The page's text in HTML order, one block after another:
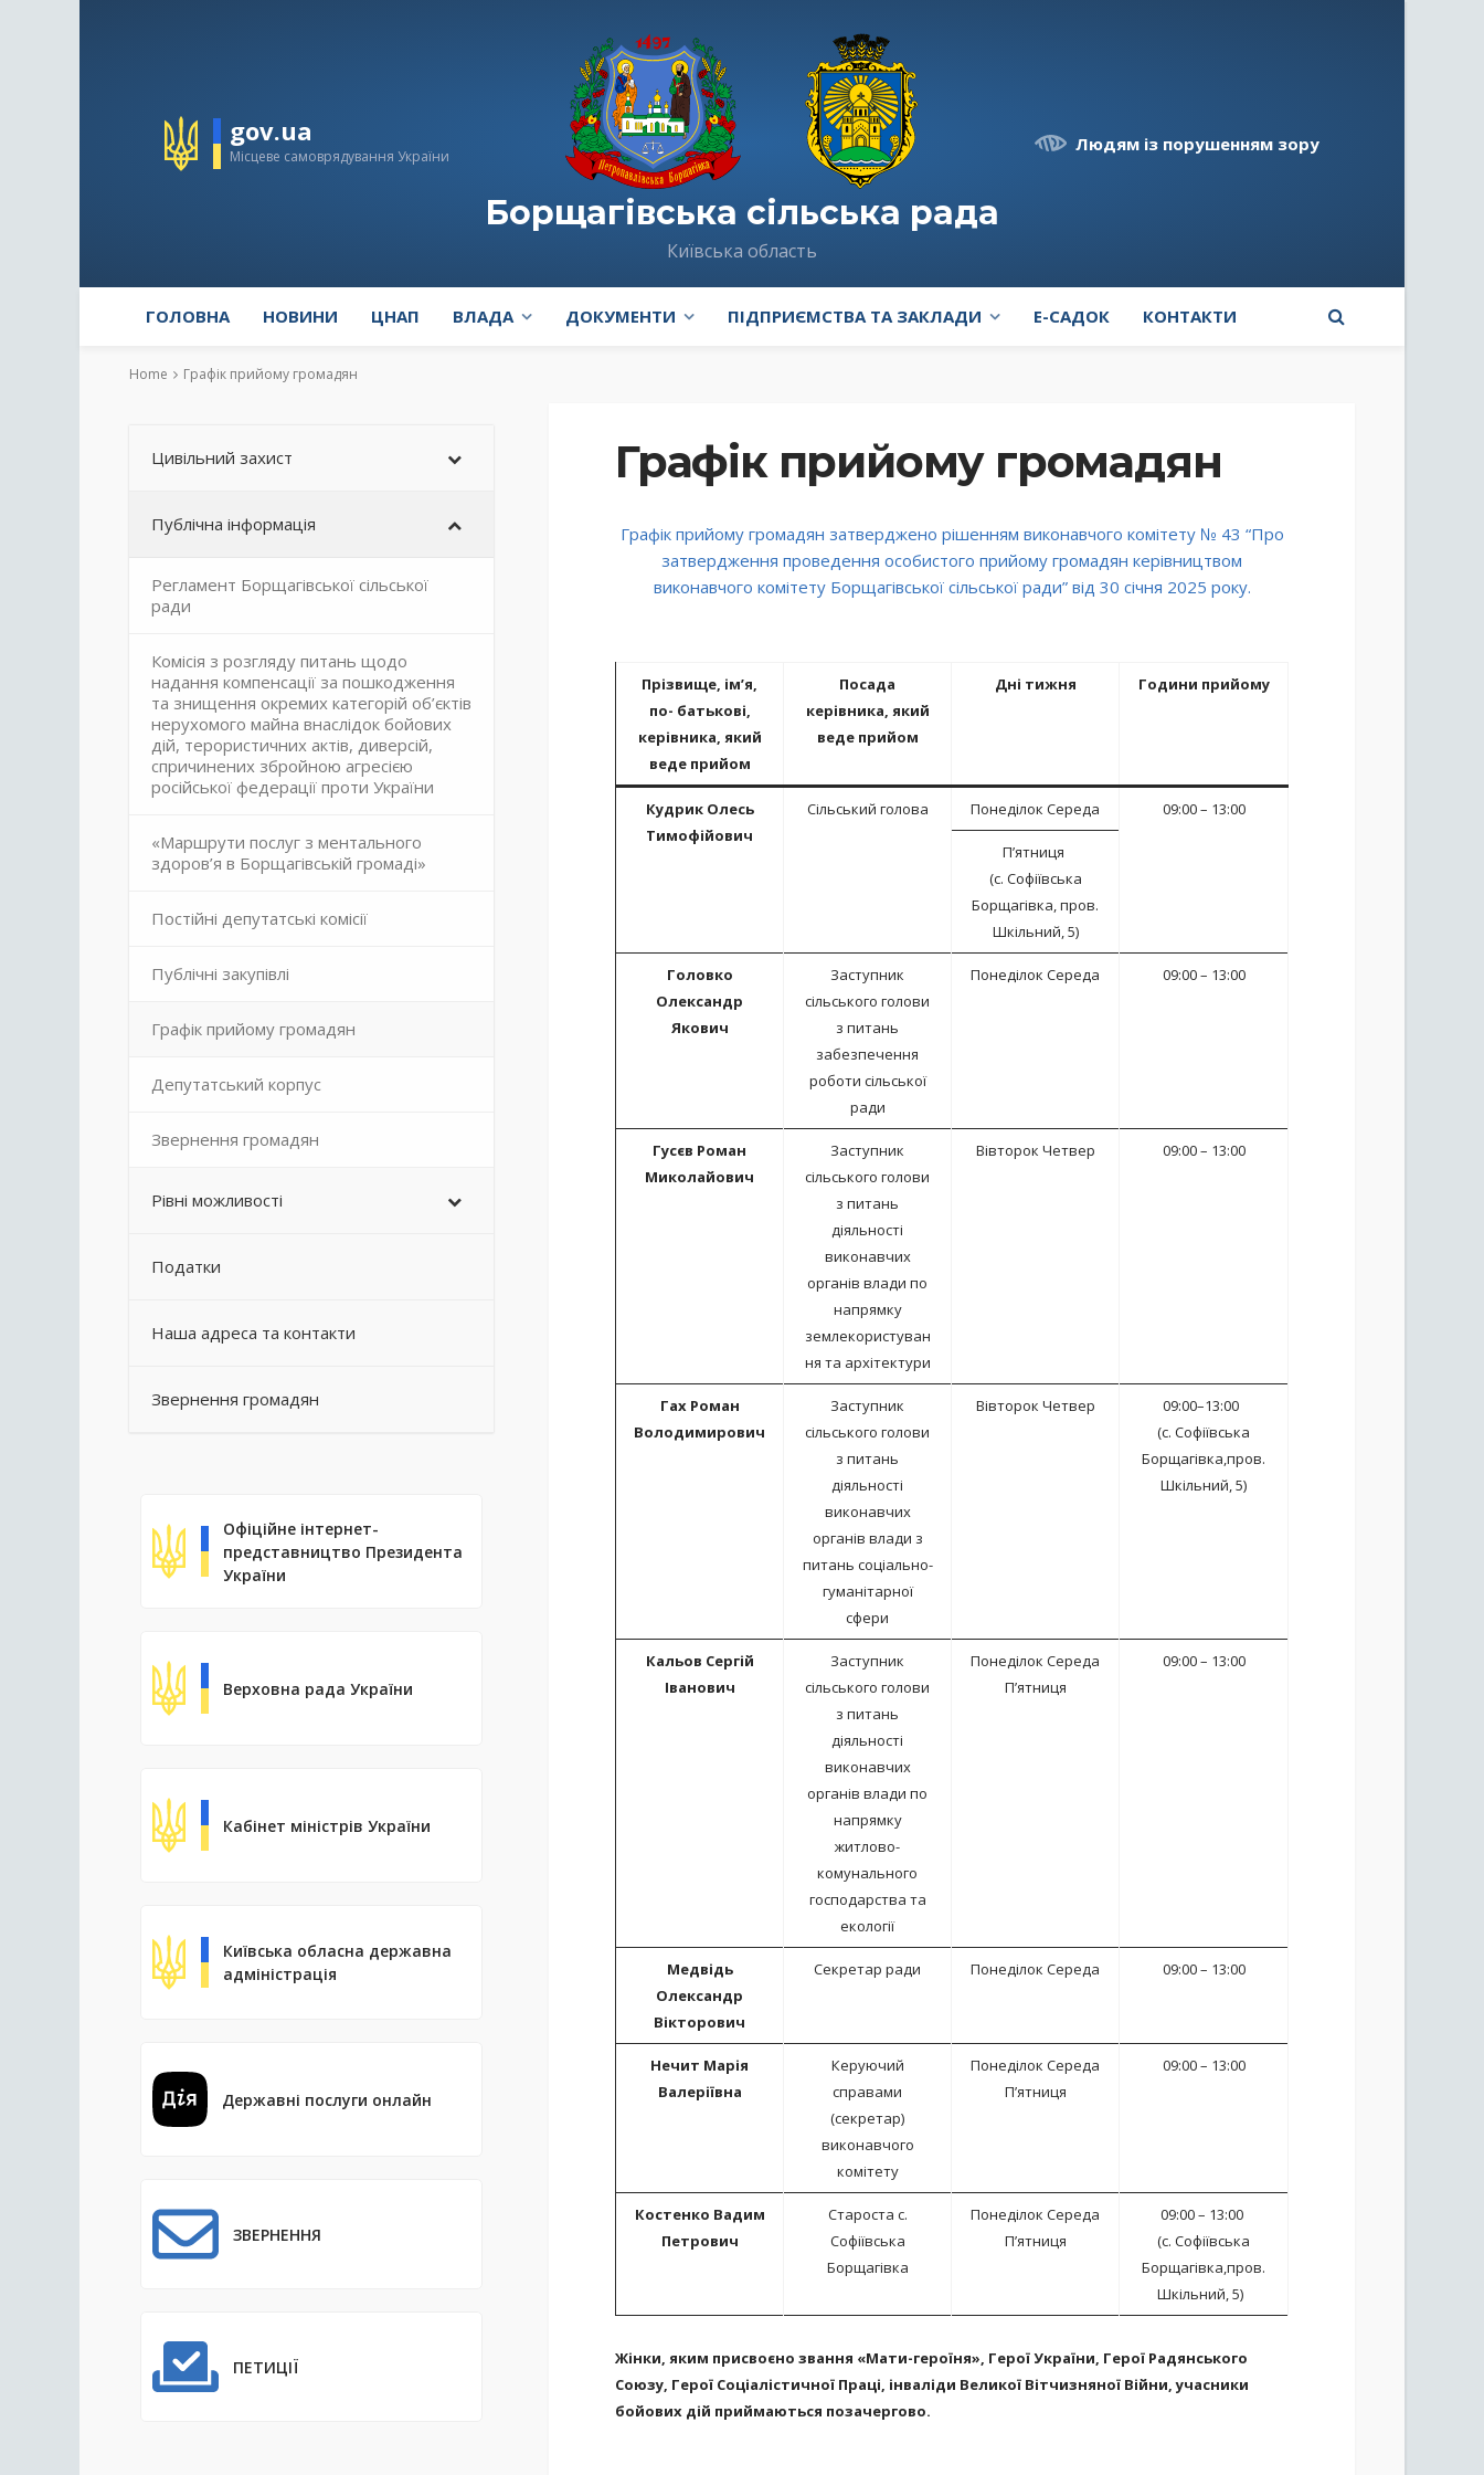
gov.ua
Місцеве самоврядування України
Борщагівська сільська рада
Київська область
Людям із порушенням зору
ГОЛОВНА НОВИНИ ЦНАП ВЛАДА ДОКУМЕНТИ ПІДПРИЄМСТВА ТА ЗАКЛАДИ E-САДОК КОНТАКТИ
Home Графік прийому громадян
Графік прийому громадян
Графік прийому громадян затверджено рішенням виконавчого комітету № 43 “Про
затвердження проведення особистого прийому громадян керівництвом
виконавчого комітету Борщагівської сільської ради” від 30 січня 2025 року.
Прізвище, ім’я,
по- батькові,
керівника, який
веде прийом
Посада
керівника, який
веде прийом
Дні тижня Години прийому
Кудрик Олесь
Тимофійович
Сільський голова Понеділок Середа 09:00 – 13:00
П’ятниця
(с. Софіївська
Борщагівка, пров.
Шкільний, 5)
Головко
Олександр
Якович
Заступник
сільського голови
з питань
забезпечення
роботи сільської
ради
Понеділок Середа 09:00 – 13:00
Гусєв Роман
Миколайович
Заступник
сільського голови
з питань
діяльності
виконавчих
органів влади по
напрямку
землекористуван
ня та архітектури
Вівторок Четвер 09:00 – 13:00
Гах Роман
Володимирович
Заступник
сільського голови
з питань
діяльності
виконавчих
органів влади з
питань соціально-
гуманітарної
сфери
Вівторок Четвер
09:00–13:00
(с. Софіївська
Борщагівка,пров.
Шкільний, 5)
Кальов Сергій
Іванович
Заступник
сільського голови
з питань
діяльності
виконавчих
органів влади по
напрямку
житлово-
комунального
господарства та
екології
Понеділок Середа
П’ятниця
09:00 – 13:00
Медвідь
Олександр
Вікторович
Секретар ради Понеділок Середа 09:00 – 13:00
Нечит Марія
Валеріївна
Керуючий
справами
(секретар)
виконавчого
комітету
Понеділок Середа
П’ятниця
09:00 – 13:00
Костенко Вадим
Петрович
Староста с.
Софіївська
Борщагівка
Понеділок Середа
П’ятниця
09:00 – 13:00
(с. Софіївська
Борщагівка,пров.
Шкільний, 5)
Жінки, яким присвоєно звання «Мати-героїня», Герої України, Герої Радянського
Союзу, Герої Соціалістичної Праці, інваліди Великої Вітчизняної Війни, учасники
бойових дій приймаються позачергово.
Цивільний захист
Публічна інформація
Регламент Борщагівської сільської
ради
Комісія з розгляду питань щодо
надання компенсації за пошкодження
та знищення окремих категорій об’єктів
нерухомого майна внаслідок бойових
дій, терористичних актів, диверсій,
спричинених збройною агресією
російської федерації проти України
«Маршрути послуг з ментального
здоров’я в Борщагівській громаді»
Постійні депутатські комісії
Публічні закупівлі
Графік прийому громадян
Депутатський корпус
Звернення громадян
Рівні можливості
Податки
Наша адреса та контакти
Звернення громадян
Офіційне інтернет-
представництво Президента
України
Верховна рада України
Кабінет міністрів України
Київська обласна державна
адміністрація
Державні послуги онлайн
ЗВЕРНЕННЯ
ПЕТИЦІЇ